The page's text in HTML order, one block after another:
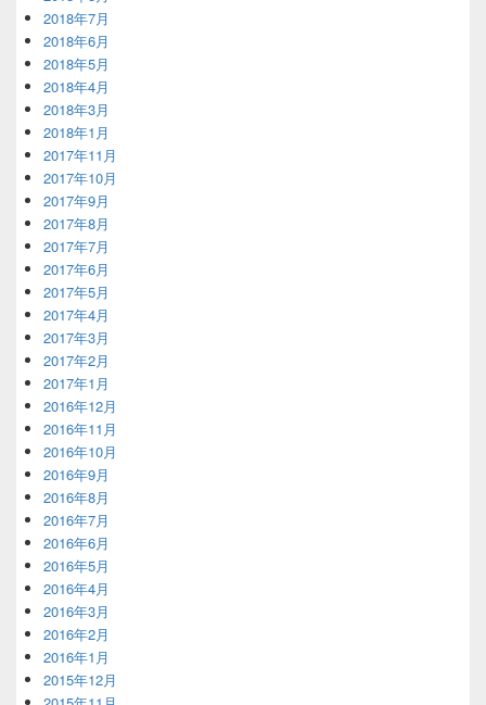
2018年7月
2018年6月
2018年5月
2018年4月
2018年3月
2018年1月
2017年11月
2017年10月
2017年9月
2017年8月
2017年7月
2017年6月
2017年5月
2017年4月
2017年3月
2017年2月
2017年1月
2016年12月
2016年11月
2016年10月
2016年9月
2016年8月
2016年7月
2016年6月
2016年5月
2016年4月
2016年3月
2016年2月
2016年1月
2015年12月